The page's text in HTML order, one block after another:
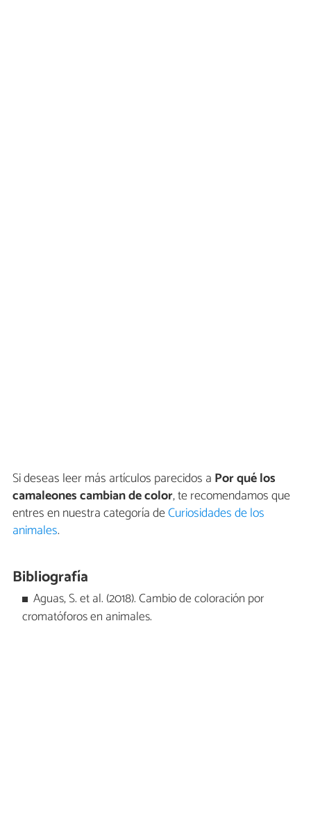
Si deseas leer más artículos parecidos a Por qué los
camaleones cambian de color, te recomendamos que
entres en nuestra categoría deCuriosidades de los
animales.
Bibliografía
Aguas, S. et al. (2018). Cambio de coloración por
cromatóforos en animales.